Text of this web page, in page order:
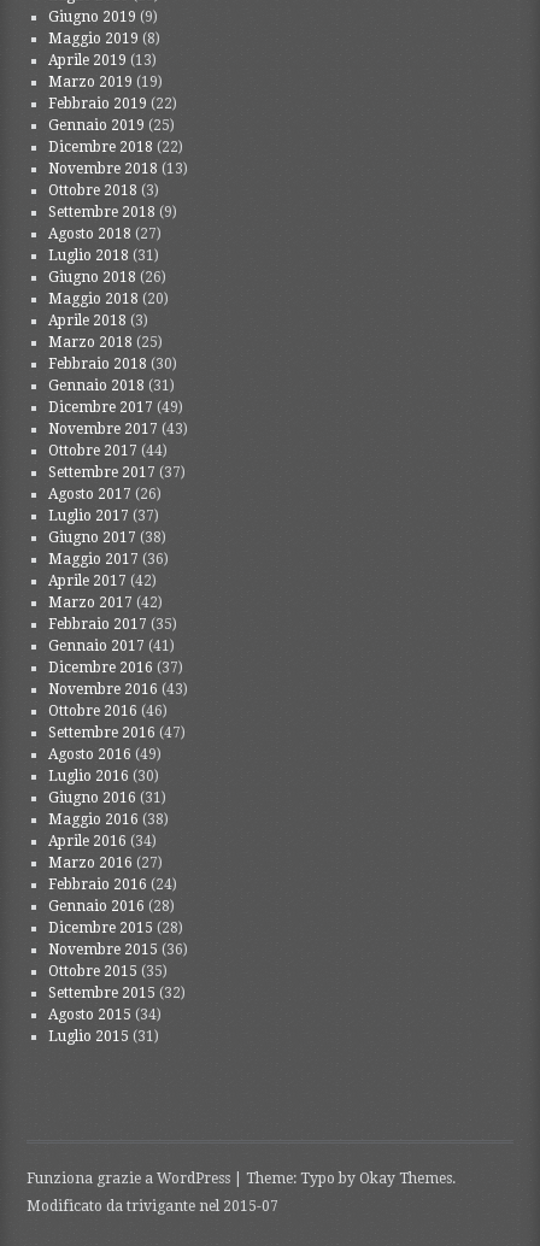
Giugno 2019 (9)
Maggio 2019 (8)
Aprile 2019 (13)
Marzo 2019 (19)
Febbraio 2019 (22)
Gennaio 2019 (25)
Dicembre 2018 (22)
Novembre 2018 (13)
Ottobre 2018 (3)
Settembre 2018 (9)
Agosto 2018 (27)
Luglio 2018 (31)
Giugno 2018 (26)
Maggio 2018 (20)
Aprile 2018 (3)
Marzo 2018 (25)
Febbraio 2018 (30)
Gennaio 2018 (31)
Dicembre 2017 (49)
Novembre 2017 (43)
Ottobre 2017 (44)
Settembre 2017 (37)
Agosto 2017 (26)
Luglio 2017 (37)
Giugno 2017 (38)
Maggio 2017 (36)
Aprile 2017 (42)
Marzo 2017 (42)
Febbraio 2017 (35)
Gennaio 2017 (41)
Dicembre 2016 (37)
Novembre 2016 (43)
Ottobre 2016 (46)
Settembre 2016 (47)
Agosto 2016 (49)
Luglio 2016 (30)
Giugno 2016 (31)
Maggio 2016 (38)
Aprile 2016 (34)
Marzo 2016 (27)
Febbraio 2016 (24)
Gennaio 2016 (28)
Dicembre 2015 (28)
Novembre 2015 (36)
Ottobre 2015 (35)
Settembre 2015 (32)
Agosto 2015 (34)
Luglio 2015 (31)
Funziona grazie a WordPress |Theme: Typo by Okay Themes.
Modificato da trivigante nel 2015-07